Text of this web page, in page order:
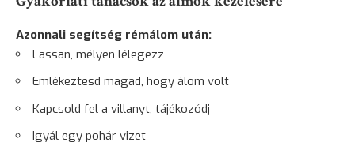
Azonnali segítség rémálom után:
Lassan, mélyen lélegezz
Emlékeztesd magad, hogy álom volt
Kapcsold fel a villanyt, tájékozódj
Igyál egy pohár vizet